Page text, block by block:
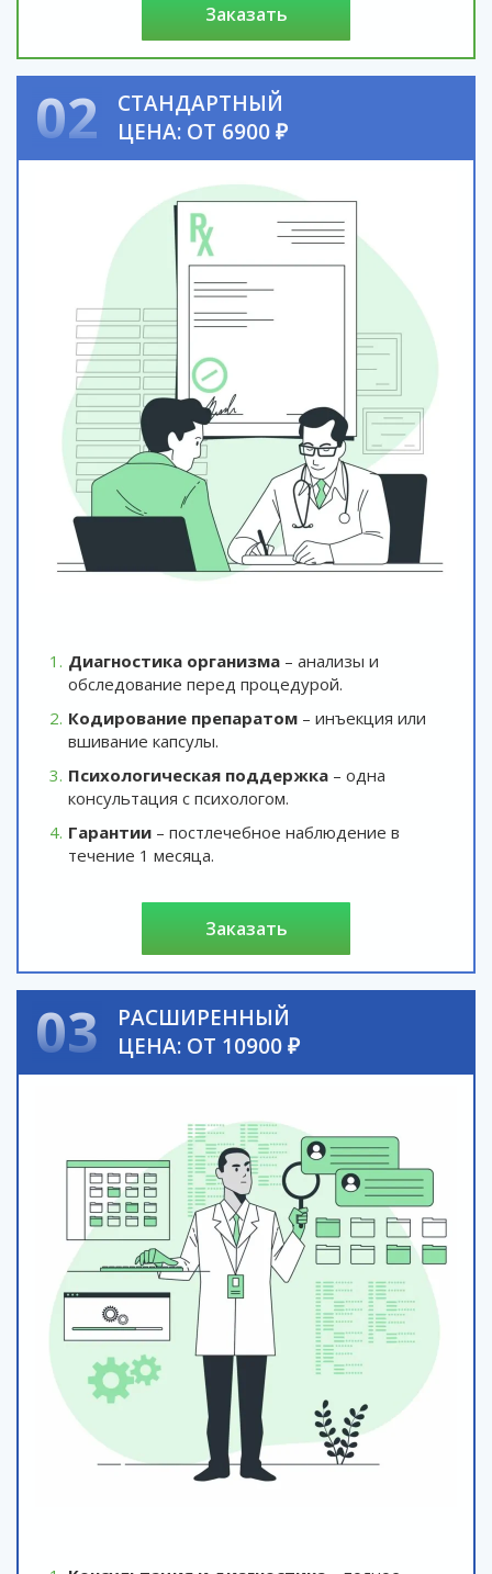
заказать
02
СТАНДАРТНЫЙ
ЦЕНА: ОТ 6900 ₽
Диагностика организма – анализы и
обследование перед процедурой.
Кодирование препаратом – инъекция или
вшивание капсулы.
Психологическая поддержка – одна
консультация с психологом.
Гарантии – постлечебное наблюдение в
течение 1 месяца.
заказать
03
РАСШИРЕННЫЙ
ЦЕНА: ОТ 10900 ₽